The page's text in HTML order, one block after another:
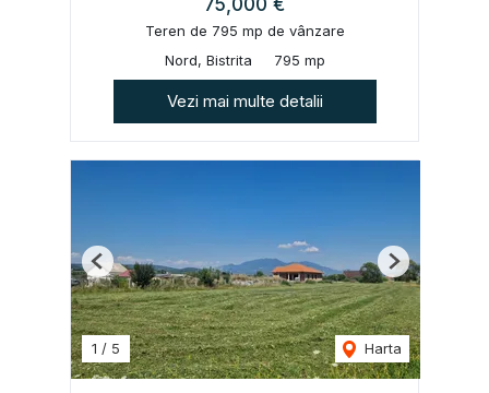
75,000 €
Teren de 795 mp de vânzare
Nord, Bistrita
795 mp
Vezi mai multe detalii
1 / 5 Harta
Previous Next